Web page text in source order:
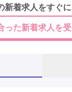
北海道 変更
新着求人をすぐ
った新着求人を